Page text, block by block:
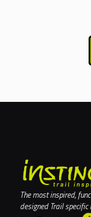
The most inspired,
designed Trail